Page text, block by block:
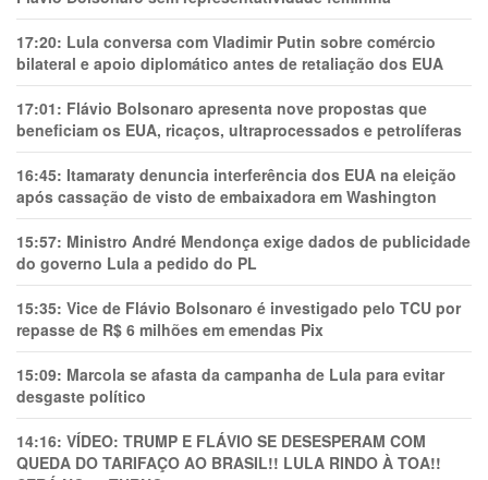
17:20: Lula conversa com Vladimir Putin sobre comércio
bilateral e apoio diplomático antes de retaliação dos EUA
17:01: Flávio Bolsonaro apresenta nove propostas que
beneficiam os EUA, ricaços, ultraprocessados e petrolíferas
16:45: Itamaraty denuncia interferência dos EUA na eleição
após cassação de visto de embaixadora em Washington
15:57: Ministro André Mendonça exige dados de publicidade
do governo Lula a pedido do PL
15:35: Vice de Flávio Bolsonaro é investigado pelo TCU por
repasse de R$ 6 milhões em emendas Pix
15:09: Marcola se afasta da campanha de Lula para evitar
desgaste político
14:16: VÍDEO: TRUMP E FLÁVIO SE DESESPERAM COM
QUEDA DO TARIFAÇO AO BRASIL!! LULA RINDO À TOA!!